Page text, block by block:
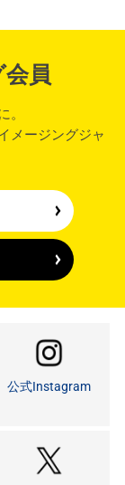
員
。
メージングジャ
公式Instagram